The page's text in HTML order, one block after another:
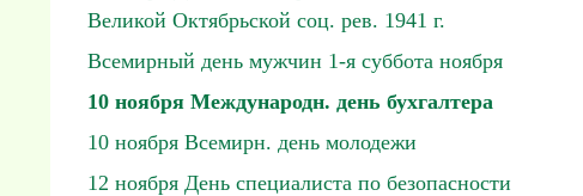
Великой Октябрьской соц. рев. 1941 г.
Всемирный день мужчин 1-я суббота ноября
10 ноября Международн. день бухгалтера
10 ноября Всемирн. день молодежи
12 ноября День специалиста по безопасности